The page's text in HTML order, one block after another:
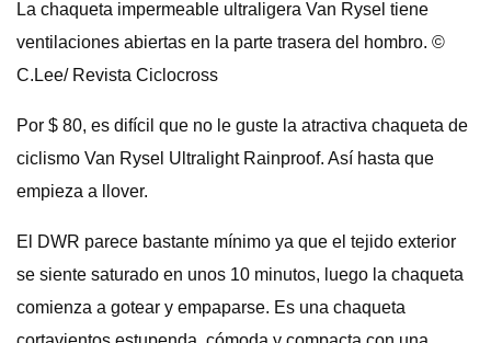
La chaqueta impermeable ultraligera Van Rysel tiene
ventilaciones abiertas en la parte trasera del hombro. ©
C.Lee/ Revista Ciclocross
Por $ 80, es difícil que no le guste la atractiva chaqueta de
ciclismo Van Rysel Ultralight Rainproof. Así hasta que
empieza a llover.
El DWR parece bastante mínimo ya que el tejido exterior
se siente saturado en unos 10 minutos, luego la chaqueta
comienza a gotear y empaparse. Es una chaqueta